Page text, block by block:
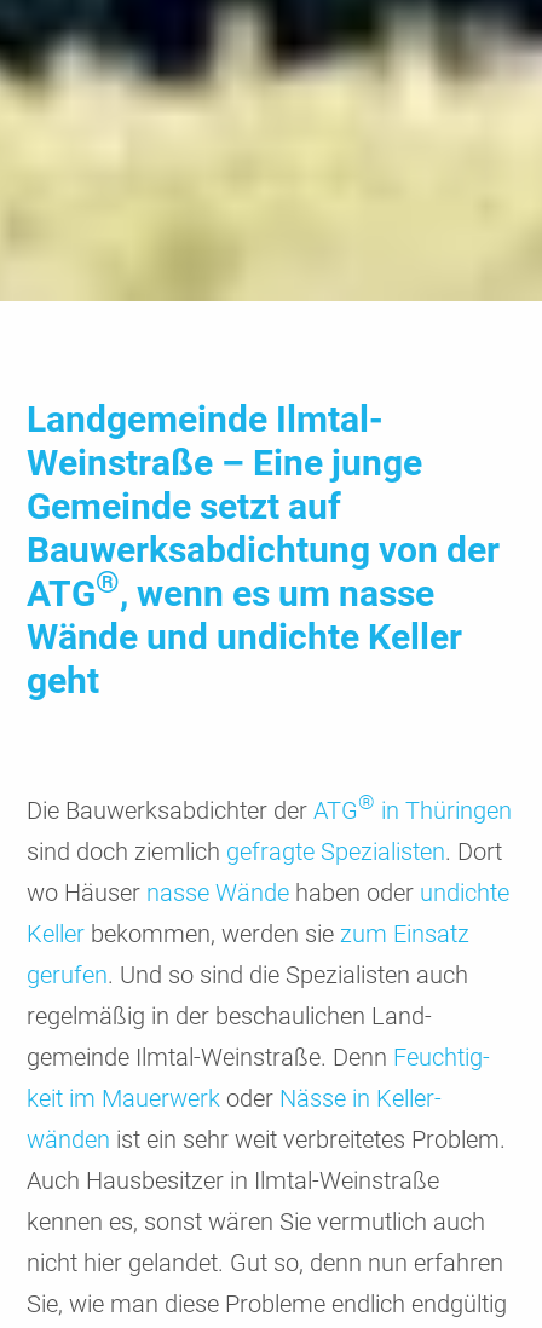
Land­gemeinde Ilmtal-
Weinstraße – Eine junge
Gemeinde setzt auf
Bauwerks­abdichtung von der
ATG®, wenn es um nasse
Wände und undichte Keller
geht
Die Bauwerks­abdichter derATG® in Thüringen
sind doch ziemlich gefragte Spezia­listen. Dort
wo Häuser nasse Wände haben oder undichte
Keller bekommen, werden sie zum Einsatz
gerufen. Und so sind die Spezia­listen auch
regel­mäßig in der beschau­lichen Land­
gemeinde Ilmtal-Wein­straße. Denn Feuch­tig­
keit im Mauer­werk oder Nässe in Keller­
wänden ist ein sehr weit verbrei­tetes Problem.
Auch Hausbe­sitzer in Ilmtal-Wein­straße
kennen es, sonst wären Sie vermut­lich auch
nicht hier gelandet. Gut so, denn nun erfahren
Sie, wie man diese Probleme endlich end­gültig